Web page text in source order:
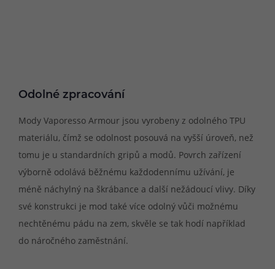
Odolné zpracování
Mody Vaporesso Armour jsou vyrobeny z odolného TPU
materiálu, čímž se odolnost posouvá na vyšší úroveň, než
tomu je u standardních gripů a modů. Povrch zařízení
výborně odolává běžnému každodennímu užívání, je
méně náchylný na škrábance a další nežádoucí vlivy. Díky
své konstrukci je mod také více odolný vůči možnému
nechtěnému pádu na zem, skvěle se tak hodí například
do náročného zaměstnání.